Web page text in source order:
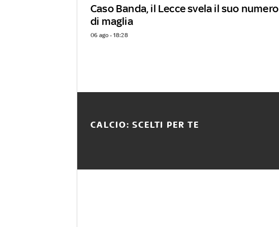
Caso Banda, il Lecce svela il suo numero
di maglia
06 ago - 18:28
CALCIO: SCELTI PER TE